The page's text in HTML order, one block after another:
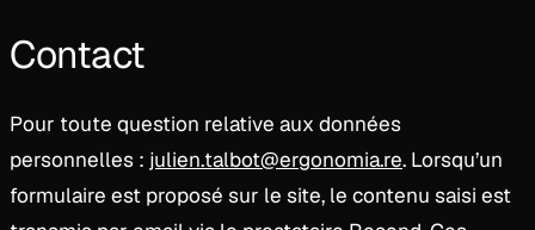
Contact
Pour toute question relative aux données
personnelles : julien.talbot@ergonomia.re. Lorsqu’un
formulaire est proposé sur le site, le contenu saisi est